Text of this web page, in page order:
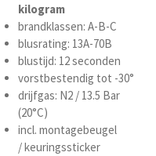
kilogram
brandklassen: A-B-C
blusrating: 13A-70B
blustijd: 12 seconden
vorstbestendig tot -30°
drijfgas: N2 / 13.5 Bar
(20°C)
incl. montagebeugel
/ keuringssticker